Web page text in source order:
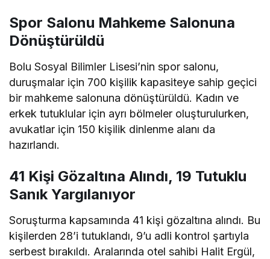
Spor Salonu Mahkeme Salonuna
Dönüştürüldü
Bolu Sosyal Bilimler Lisesi’nin spor salonu,
duruşmalar için 700 kişilik kapasiteye sahip geçici
bir mahkeme salonuna dönüştürüldü. Kadın ve
erkek tutuklular için ayrı bölmeler oluşturulurken,
avukatlar için 150 kişilik dinlenme alanı da
hazırlandı.
41 Kişi Gözaltına Alındı, 19 Tutuklu
Sanık Yargılanıyor
Soruşturma kapsamında 41 kişi gözaltına alındı. Bu
kişilerden 28’i tutuklandı, 9’u adli kontrol şartıyla
serbest bırakıldı. Aralarında otel sahibi Halit Ergül,